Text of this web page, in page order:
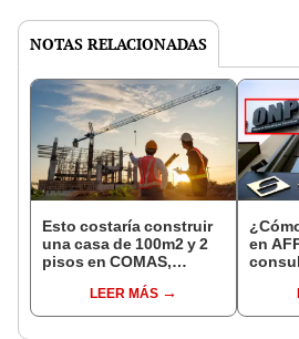
NOTAS RELACIONADAS
Esto costaría construir
una casa de 100m2 y 2
pisos en COMAS,
distritos de LIMA
NORTE
LEER MÁS
en